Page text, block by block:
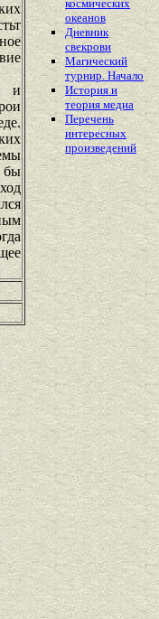
и
бы
космических
океанов
Дневник
свекрови
Магический
турнир. Начало
История и
теория медиа
Перечень
интересных
произведений